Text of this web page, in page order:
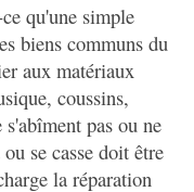
qu'une simple
biens communs du
aux matériaux
coussins,
pas ou ne
se casse doit être
la réparation